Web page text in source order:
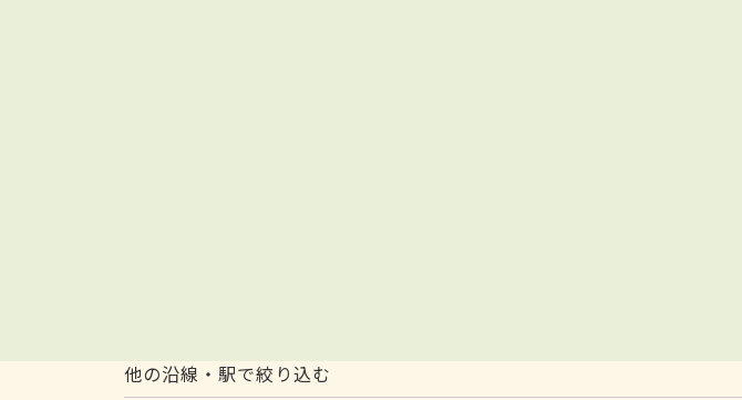
他の沿線・駅で絞り込む